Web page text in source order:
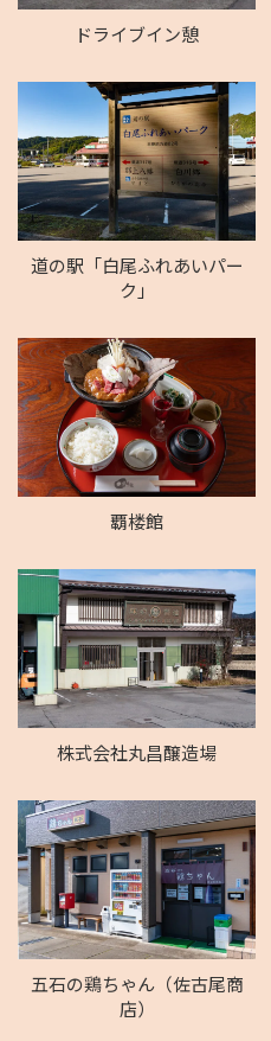
ドライブイン憩
道の駅「白尾ふれあいパー
ク」
覇楼館
株式会社丸昌醸造場
五石の鶏ちゃん（佐古尾商
店）